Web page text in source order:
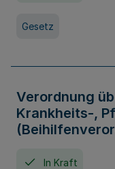
Gesetz
Verordnung
Krankheits-,
In Kraft